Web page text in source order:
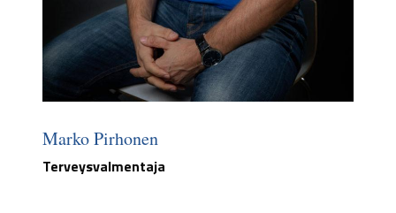
Marko Pirhonen
Terveysvalmentaja